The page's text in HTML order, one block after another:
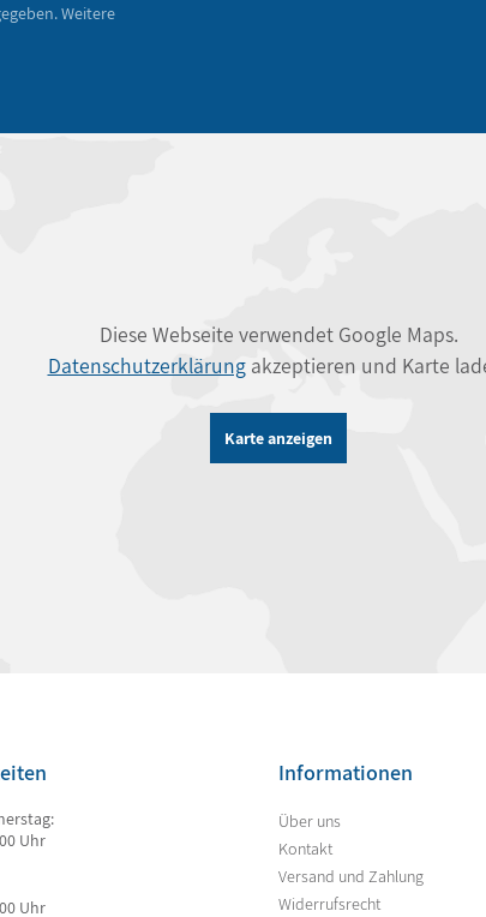
Weitere
Diese Webseite verwendet Google Maps.
Datenschutzerklärungakzeptieren und Karte
Karte anzeigen
Uhr
Uhr
Informationen
Über uns
Kontakt
Versand und Zahlung
Widerrufsrecht